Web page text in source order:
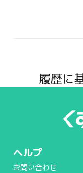
履歴に
ヘルプ
お問い合わせ